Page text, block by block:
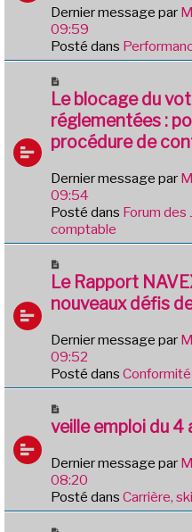
g
e
a
u
m
s
a
g
Dernier message par
09:59
Posté dans
o
u
v
e
u
m
e
s
s
g
e
Le blocage du
réglementées :
procédure de
Dernier message par
09:54
Posté dans Forum
comptable
o
u
v
a
u
m
s
g
e
Le Rapport
nouveaux défis
Dernier message par
09:52
Posté dans Conformité
o
v
e
a
u
veille emploi du 4
Dernier message par
08:20
Posté dans Carrière,